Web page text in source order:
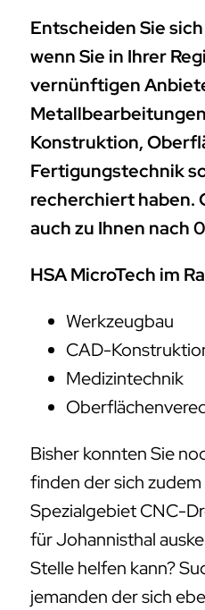
Entscheiden Sie
wenn Sie in Ihrer
vernünftigen
Konstruktion,
Fertigungstechnik
recherchiert haben.
auch zu Ihnen nach
HSA MicroTech im
Werkzeugbau
CAD-
Medizintechnik
Bisher konnten Sie
finden der sich
Spezialgebiet CNC-
für Johannisthal
Stelle helfen kann?
jemanden der sich